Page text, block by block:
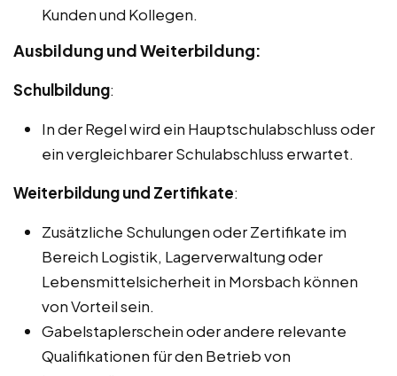
Kunden und Kollegen.
Ausbildung und Weiterbildung:
Schulbildung:
In der Regel wird ein Hauptschulabschluss oder
ein vergleichbarer Schulabschluss erwartet.
Weiterbildung und Zertifikate:
Zusätzliche Schulungen oder Zertifikate im
Bereich Logistik, Lagerverwaltung oder
Lebensmittelsicherheit in Morsbach können
von Vorteil sein.
Gabelstaplerschein oder andere relevante
Qualifikationen für den Betrieb von